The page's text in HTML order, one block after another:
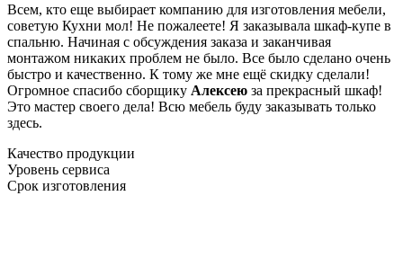
Всем, кто еще выбирает компанию для изготовления мебели,
советую Кухни мол! Не пожалеете! Я заказывала шкаф-купе в
спальню. Начиная с обсуждения заказа и заканчивая
монтажом никаких проблем не было. Все было сделано очень
быстро и качественно. К тому же мне ещё скидку сделали!
Огромное спасибо сборщику Алексею за прекрасный шкаф!
Это мастер своего дела! Всю мебель буду заказывать только
здесь.
Качество продукции
Уровень сервиса
Срок изготовления